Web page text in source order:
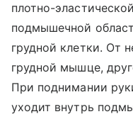
плотно-
подмышечной
грудной клетки. От
грудной мышце,
При поднимании
уходит внутрь